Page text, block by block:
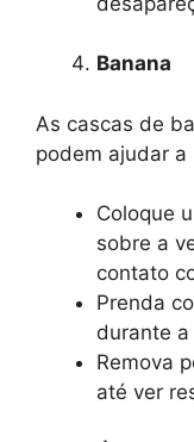
Banana
As cascas de
podem ajudar a
Coloque
sobre a
contato
Prenda
durante a
Remova
até ver